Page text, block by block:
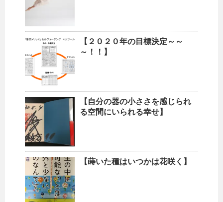
【２０２０年の目標決定～～
～！！】
【自分の器の小ささを感じられ
る空間にいられる幸せ】
【蒔いた種はいつかは花咲く】